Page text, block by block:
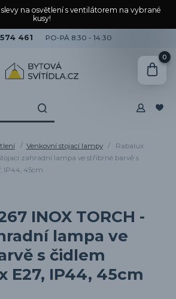
na osvětlení s ventilátorem na vybrané
kusy!
461 PO-PÁ 8:30 - 14:30
0
Venkovní stojací lampy
Rabalux
zahradní lampa ve stříbrné barvě s
IP44, 45cm
INOX TORCH -
lampa ve
s čidlem
E27, IP44, 45cm